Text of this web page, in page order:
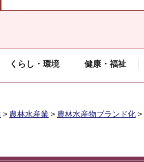
くらし・環境 健康・福祉
> 農林水産業 > 農林水産物ブランド化 >